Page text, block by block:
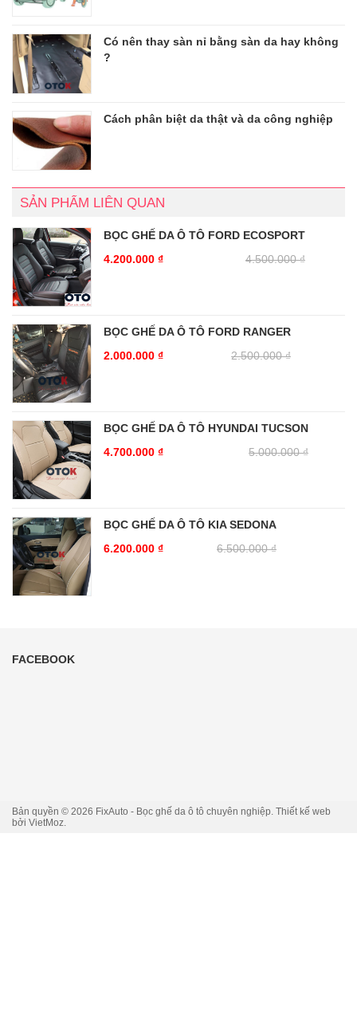
Có nên thay sàn nỉ bằng sàn da hay không
?
Cách phân biệt da thật và da công nghiệp
SẢN PHẨM LIÊN QUAN
BỌC GHẾ DA Ô TÔ FORD ECOSPORT
4.500.000₫
4.200.000 ₫
BỌC GHẾ DA Ô TÔ FORD RANGER
2.500.000₫
2.000.000 ₫
BỌC GHẾ DA Ô TÔ HYUNDAI TUCSON
5.000.000₫
4.700.000 ₫
BỌC GHẾ DA Ô TÔ KIA SEDONA
6.500.000₫
6.200.000 ₫
FACEBOOK
Bản quyền © 2026 FixAuto - Bọc ghế da ô tô chuyên nghiệp. Thiết kế web
bởi VietMoz.